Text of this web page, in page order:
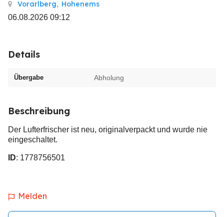
Vorarlberg, Hohenems
06.08.2026 09:12
Details
Übergabe Abholung
Beschreibung
Der Lufterfrischer ist neu, originalverpackt und wurde nie
eingeschaltet.
ID: 1778756501
Melden